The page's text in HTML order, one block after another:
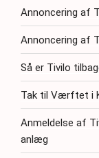
Annoncering af
Annoncering af
Så er Tivilo
Tak til Værftet i
Anmeldelse af
anlæg